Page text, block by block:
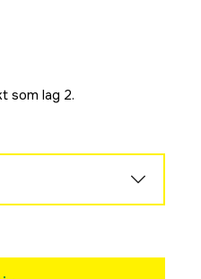
som lag 2.